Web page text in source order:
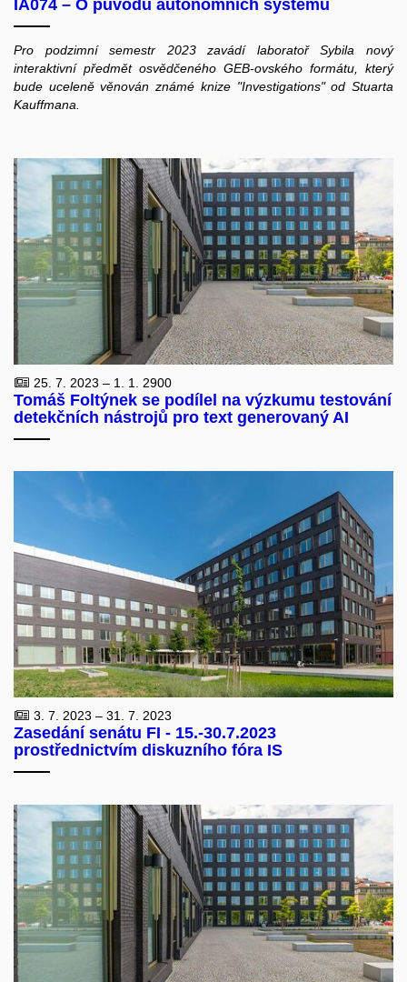
IA074 – O původu autonomních systémů
Pro podzimní semestr 2023 zavádí laboratoř Sybila nový
interaktivní předmět osvědčeného GEB-ovského formátu, který
bude uceleně věnován známé knize "Investigations" od Stuarta
Kauffmana.
25. 7. 2023 – 1. 1. 2900
Tomáš Foltýnek se podílel na výzkumu testování
detekčních nástrojů pro text generovaný AI
3. 7. 2023 – 31. 7. 2023
Zasedání senátu FI - 15.-30.7.2023
prostřednictvím diskuzního fóra IS